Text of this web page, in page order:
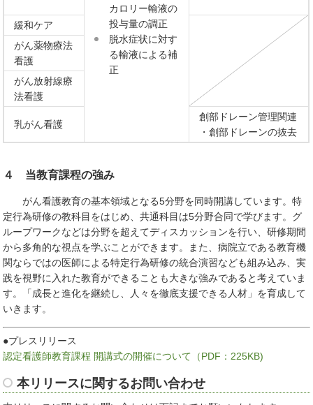
カロリー輸液の
投与量の調正
脱水症状に対す
る輸液による補
正
緩和ケア
がん薬物療法
看護
がん放射線療
法看護
乳がん看護
創部ドレーン管理関連
・創部ドレーンの抜去
４ 当教育課程の強み
がん看護教育の基本領域となる5分野を同時開講しています。特
定行為研修の教科目をはじめ、共通科目は5分野合同で学びます。グ
ループワークなどは分野を超えてディスカッションを行い、研修期間
から多角的な視点を学ぶことができます。また、病院立である教育機
関ならではの医師による特定行為研修の統合演習なども組み込み、実
践を視野に入れた教育ができることも大きな強みであると考えていま
す。「成長と進化を継続し、人々を徹底支援できる人材」を育成して
いきます。
●プレスリリース
認定看護師教育課程 開講式の開催について（PDF：225KB)
本リリースに関するお問い合わせ